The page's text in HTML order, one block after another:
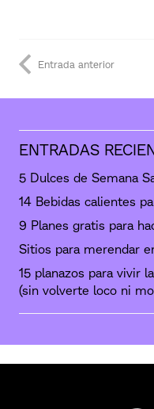
Entrada anterior
ENTRADAS
5 Dulces de Semana
14 Bebidas calientes
9 Planes gratis para
Sitios para merendar
15 planazos para vivir
(sin volverte loco ni